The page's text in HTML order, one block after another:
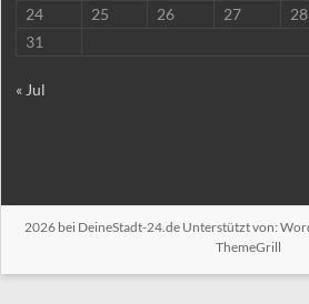
24
25 26 27 28
31
« Jul
2026 bei DeineStadt-24.deUnterstützt von:
ThemeGrill